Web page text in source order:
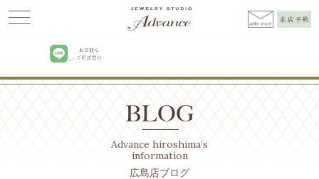
お知らせ>4/1~4/29 ＊Diamond Fair＊
Advance hiroshima’s
information
広島店ブログ